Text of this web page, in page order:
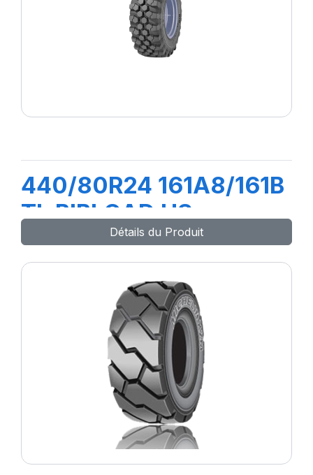
440/80R24 161A8/161B
TL BIBLOAD HS
Détails du Produit